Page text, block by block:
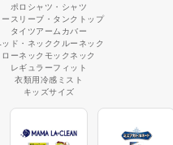
ポロシャツ・シャツ
ースリーブ・タンクトップ
タイツアームカバー
ッド・ネック クルーネック
ローネック モックネック
レギュラーフィット
衣類用冷感ミスト
キッズサイズ